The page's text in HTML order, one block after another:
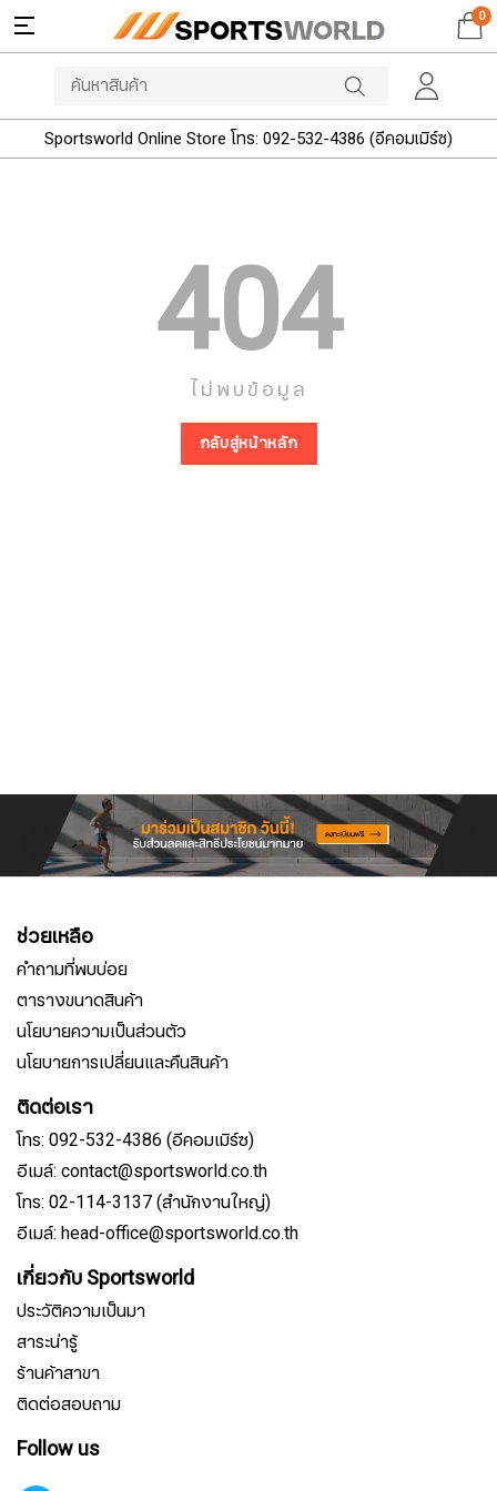
0
Sportsworld Online Store โทร: 092-532-4386 (อีคอมเมิร์ซ)
404
ไม่พบข้อมูล
กลับสู่หน้าหลัก
ช่วยเหลือ
คำถามที่พบบ่อย
ตารางขนาดสินค้า
นโยบายความเป็นส่วนตัว
นโยบายการเปลี่ยนและคืนสินค้า
ติดต่อเรา
โทร: 092-532-4386 (อีคอมเมิร์ซ)
อีเมล์: contact@sportsworld.co.th
โทร: 02-114-3137 (สำนักงานใหญ่)
อีเมล์: head-office@sportsworld.co.th
เกี่ยวกับ Sportsworld
ประวัติความเป็นมา
สาระน่ารู้
ร้านค้าสาขา
ติดต่อสอบถาม
Follow us